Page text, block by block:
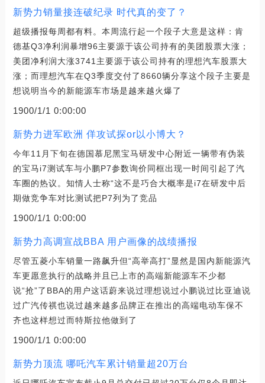
新势力销量接连破纪录 时代真的变了？
超级播报每周都有料。本周流行起一个段子大意是这样：肯
德基Q3净利润暴增96主要源于该公司持有的美团股票大涨；
美团净利润大涨3741主要源于该公司持有的理想汽车股票大
涨；而理想汽车在Q3季度交付了8660辆分享这个段子主要是
想说明当今的新能源车市场是越来越火爆了
1900/1/1 0:00:00
新势力进军欧洲 佯攻试探or以小博大？
今年11月下旬在德国慕尼黑宝马研发中心附近一辆带有伪装
的宝马i7测试车与小鹏P7参数询价同框出现一时间引起了汽
车圈的热议。知情人士称“这不是巧合大概率是i7在研发中后
期做竞争车对比测试把P7列为了竞品
1900/1/1 0:00:00
新势力高调宣战BBA 用户画像的战绩播报
尽管五菱小车销量一路飙升但“高举高打”显然是国内新能源汽
车更愿意执行的战略并且已上市的高端新能源车不少都
说“抢”了BBA的用户这话蔚来说过理想说过小鹏说过比亚迪说
过广汽传祺也说过越来越多品牌正在推出的高端电动车保不
齐也这样想过而特斯拉他做到了
1900/1/1 0:00:00
新势力顶流 哪吒汽车累计销量超20万台